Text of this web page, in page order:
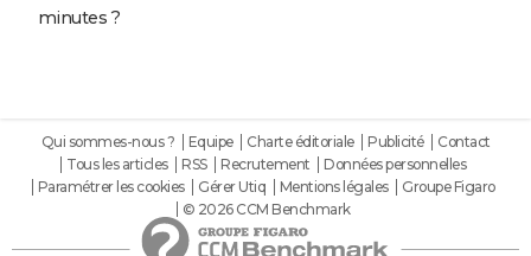
minutes ?
Qui sommes-nous ? Equipe Charte éditoriale Publicité
Contact
Tous les articles
RSS Recrutement
Données personnelles
Paramétrer les cookies
Gérer Utiq Mentions légales
Groupe Figaro
© 2026 CCM Benchmark